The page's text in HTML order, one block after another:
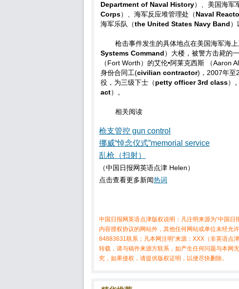
Department of Naval History）、美国海军
Corps）、海军反应堆管理处（Naval
海军乐队（the United States Navy Band）
枪击事件发生的具体地点在美国海军海
Systems Command）大楼，被警方击毙的
（Fort Worth）的艾伦•阿莱克西斯 （Aaron
身份合同工(civilian contractor)，2007年至
役，为三级下士（petty officer 3rd class）
act）。
相关阅读
枪支管控 gun control
挪威“悼念仪式”memorial service
乱枪（扫射）
（中国日报网英语点津 Helen）
点击查看更多新闻热词
中国日报网英语点津版权说明：凡注明来源为“中国
内容授权协议的网站外，其他任何网站或单位未经允
84883631联系；凡本网注明“来源：XXX（非英语点
转载，请与稿件来源方联系，如产生任何问题与本网
究，如果侵权，请提供版权证明，以便尽快删除。